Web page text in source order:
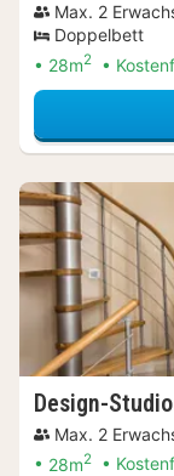
Max. 2
Doppelbett
28m2
Design-Studio
Max. 2
28m2